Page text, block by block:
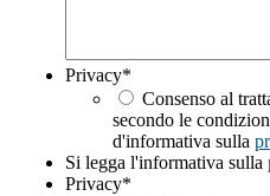
Privacy*
Consenso al
secondo le
d'informativa sulla
Si legga l'informativa sulla
Privacy*